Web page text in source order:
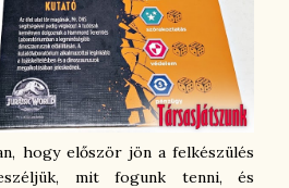
hogy először jön a felkészülés
mit fogunk tenni, és